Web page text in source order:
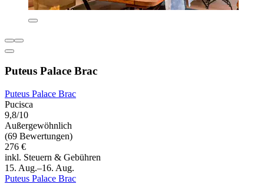
Puteus Palace Brac
Puteus Palace Brac
Pucisca
9,8/10
Außergewöhnlich
(69 Bewertungen)
276 €
inkl. Steuern & Gebühren
15. Aug.–16. Aug.
Puteus Palace Brac